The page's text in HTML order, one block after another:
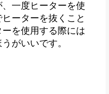
一度ヒーターを使
ーターを抜くこと
を使用する際には
がいいです。